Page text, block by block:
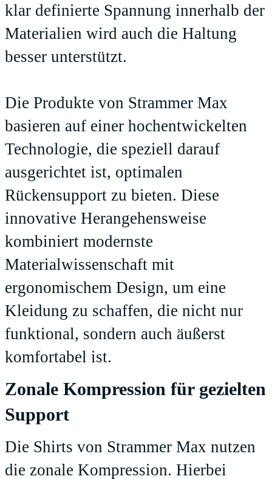
klar definierte Spannung innerhalb der
Materialien wird auch die Haltung
besser unterstützt.
Die Produkte von Strammer Max
basieren auf einer hochentwickelten
Technologie, die speziell darauf
ausgerichtet ist, optimalen
Rückensupport zu bieten. Diese
innovative Herangehensweise
kombiniert modernste
Materialwissenschaft mit
ergonomischem Design, um eine
Kleidung zu schaffen, die nicht nur
funktional, sondern auch äußerst
komfortabel ist.
Zonale Kompression für gezielten
Support
Die Shirts von Strammer Max nutzen
die zonale Kompression. Hierbei